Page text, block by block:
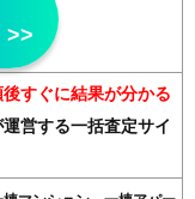
>>
すぐに結果が分かる
営する一括査定サイ